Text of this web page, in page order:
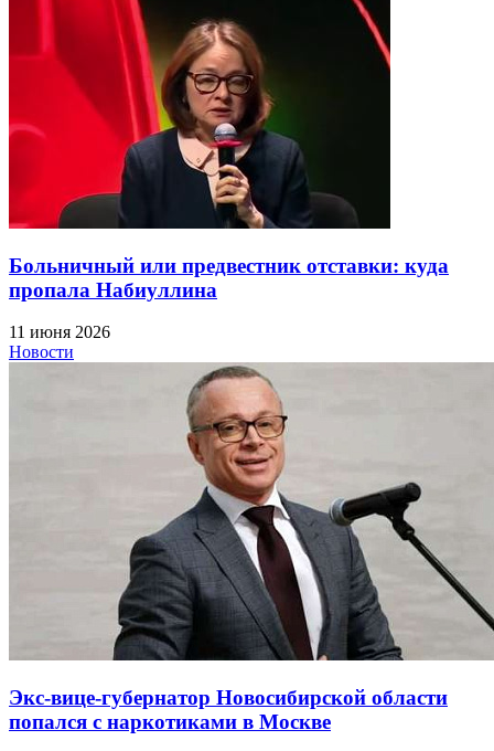
Больничный или предвестник отставки: куда
пропала Набиуллина
11 июня 2026
Новости
Экс-вице-губернатор Новосибирской области
попался с наркотиками в Москве